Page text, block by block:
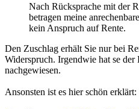
Nach Rücksprache mit der
betragen meine
kein Anspruch auf Rente.
Den Zuschlag erhält Sie nur bei
Widerspruch. Irgendwie hat se
nachgewiesen.
Ansonsten ist es hier schön erklärt: